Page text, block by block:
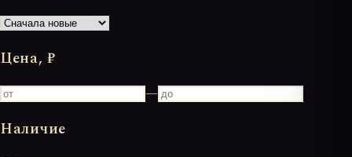
Цена, ₽
—
Наличие